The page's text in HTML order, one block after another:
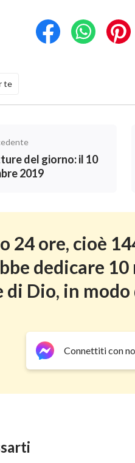
te
del giorno: il 10
2019
24 ore, cioè
dedicare
di Dio, in
Connettiti con